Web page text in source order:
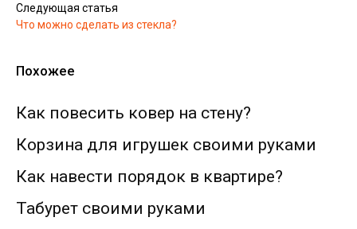
Следующая статья
Что можно сделать из стекла?
Похожее
Как повесить ковер на стену?
Корзина для игрушек своими руками
Как навести порядок в квартире?
Табурет своими руками